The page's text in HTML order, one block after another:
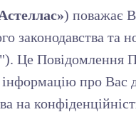
) поважає
законодавства та
Це Повідомлення
про Вас
на